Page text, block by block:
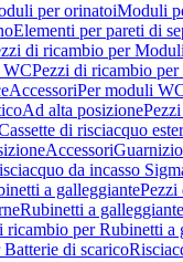
per orinatoiModuli
Elementi per pareti di
di ricambio per
WCPezzi di ricambio
AccessoriPer moduli
Ad alta posizione
di risciacquo
Accessori
da incasso
a galleggiantePezzi
Rubinetti a
ricambio per Rubinetti a
di scarico